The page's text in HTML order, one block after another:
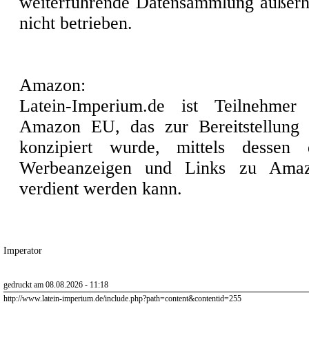
nicht betrieben.
Amazon:
Latein-Imperium.de ist
Amazon EU, das zur Bereitstellung
konzipiert wurde, mittels
Werbeanzeigen und Links zu
verdient werden kann.
Imperator
gedruckt am 08.08.2026 - 11:18
http://www.latein-imperium.de/include.php?path=content&contentid=255